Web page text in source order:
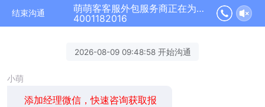
结束沟通
萌萌客客服外包服务商正在为您服务
4001182016
2026-08-09 09:48:58 开始沟通
小萌
添加经理微信，快速咨询获取报